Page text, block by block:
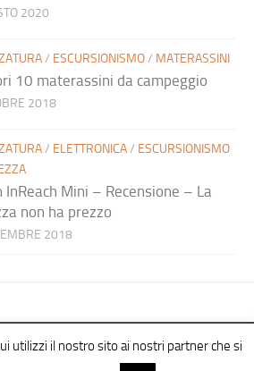
2020
/ ESCURSIONISMO/ MATERASSINI
10 materassini da campeggio
2018
/ ELETTRONICA/ ESCURSIONISMO
InReach Mini – Recensione – La
non ha prezzo
2018
utilizzi il nostro sito ai nostri partner che si